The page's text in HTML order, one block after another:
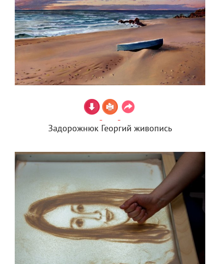
Задорожнюк Георгий живопись